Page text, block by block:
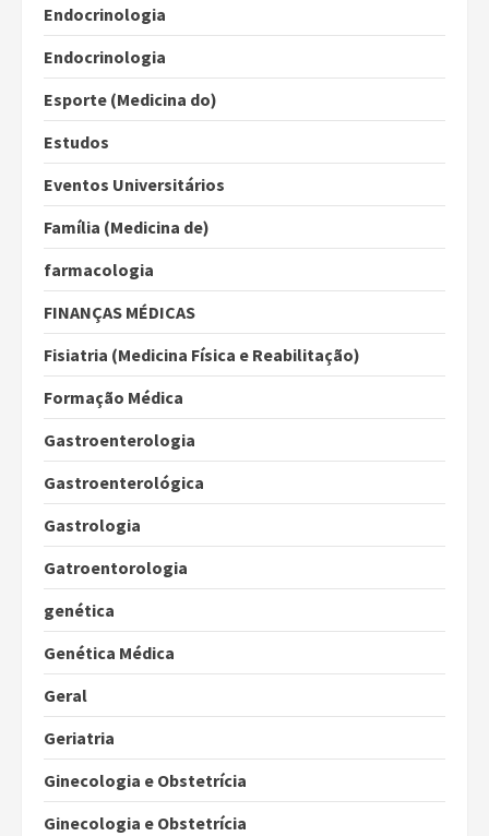
Endocrinologia
Endocrinologia
Esporte (Medicina do)
Estudos
Eventos Universitários
Família (Medicina de)
farmacologia
FINANÇAS MÉDICAS
Fisiatria (Medicina Física e Reabilitação)
Formação Médica
Gastroenterologia
Gastroenterológica
Gastrologia
Gatroentorologia
genética
Genética Médica
Geral
Geriatria
Ginecologia e Obstetrícia
Ginecologia e Obstetrícia